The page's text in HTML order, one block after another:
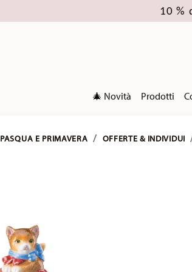
10 %
🎄 Novità Prodotti
PASQUA E PRIMAVERA OFFERTE & INDIVIDUI